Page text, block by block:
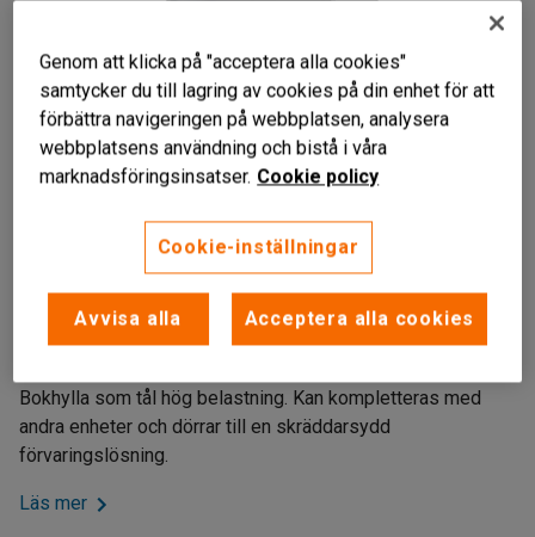
Tåligt material
Finns i flera utföranden
Tål hög belastning
Bokhylla som tål hög belastning. Kan kompletteras med
andra enheter och dörrar till en skräddarsydd
förvaringslösning.
Läs mer
Genom att klicka på "acceptera alla cookies"
samtycker du till lagring av cookies på din enhet för att
förbättra navigeringen på webbplatsen, analysera
webbplatsens användning och bistå i våra
marknadsföringsinsatser. Cookie policy
Cookie-inställningar
Avvisa alla Acceptera alla cookies